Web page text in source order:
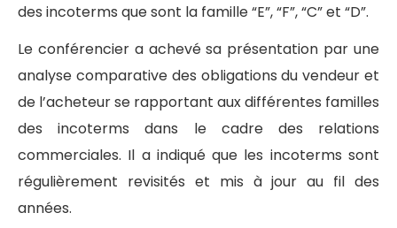
des incoterms que sont la famille “E”, “F”, “C” et “D”.
Le conférencier a achevé sa présentation par une
analyse comparative des obligations du vendeur et
de l’acheteur se rapportant aux différentes familles
des incoterms dans le cadre des relations
commerciales. Il a indiqué que les incoterms sont
régulièrement revisités et mis à jour au fil des
années.